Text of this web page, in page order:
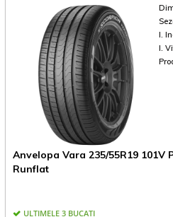
I.
I.
Anvelopa Vara 235/55R19 101V
Runflat
ULTIMELE 3 BUCATI